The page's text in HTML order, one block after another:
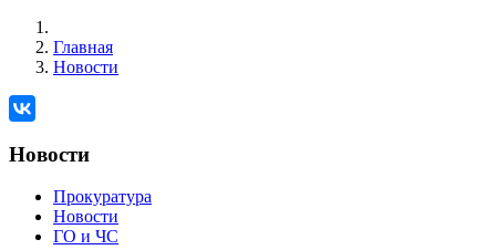
Главная
Новости
Новости
Прокуратура
Новости
ГО и ЧС